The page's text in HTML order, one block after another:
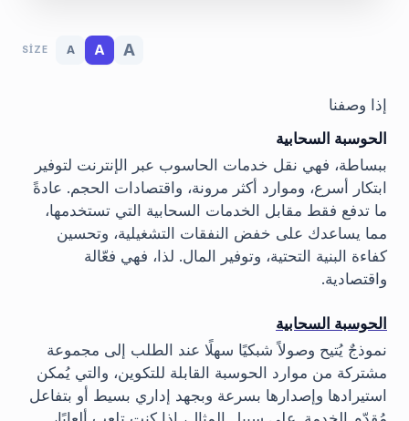
SIZE A A A
إذا وصفنا
الحوسبة السحابية
ببساطة، فهي نقل خدمات الحاسوب عبر الإنترنت لتوفير
ابتكار أسرع، وموارد أكثر مرونة، واقتصادات الحجم. عادةً
ما تدفع فقط مقابل الخدمات السحابية التي تستخدمها،
مما يساعدك على خفض النفقات التشغيلية، وتحسين
كفاءة البنية التحتية، وتوفير المال. لذا، فهي فعّالة
واقتصادية.
الحوسبة السحابية
نموذجٌ يُتيح وصولاً شبكيًا سهلًا عند الطلب إلى مجموعة
مشتركة من موارد الحوسبة القابلة للتكوين، والتي يُمكن
استيرادها وإصدارها بسرعة وبجهد إداري بسيط أو بتفاعل